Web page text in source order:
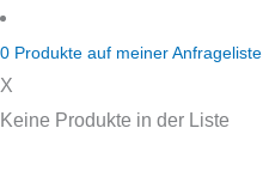
Zum
Inhalt
springen
0 Produkte auf meiner Anfrageliste
X
Keine Produkte in der Liste